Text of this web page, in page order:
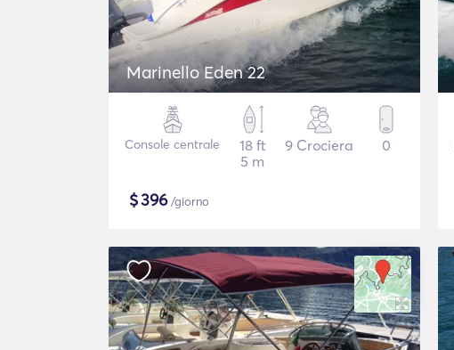
Marinello Eden 22
Console centrale
18 ft
5 m
9 Crociera 0
$396/giorno